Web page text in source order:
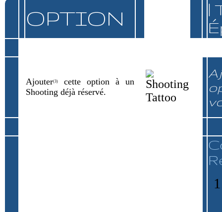
OPTION
|
Ajouter(3)
cette option à un
Shooting déjà réservé.